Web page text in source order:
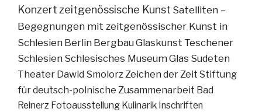
Konzertzeitgenössische Kunst Satelliten –
Begegnungen mit zeitgenössischer Kunst in
Schlesien Berlin BergbauGlaskunst Teschener
Schlesien Schlesisches MuseumGlas Sudeten
Theater Dawid SmolorzZeichen der Zeit Stiftung
für deutsch-polnische Zusammenarbeit Bad
Reinerz Fotoausstellung Kulinarik Inschriften